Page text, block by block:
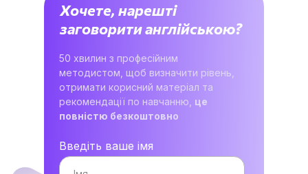
Хочете, нарешті
заговорити англійською?
50 хвилин з професійним
методистом, щоб визначити рівень,
отримати корисний матеріал та
рекомендації по навчанню, це
повністю безкоштовно
Введіть ваше імя